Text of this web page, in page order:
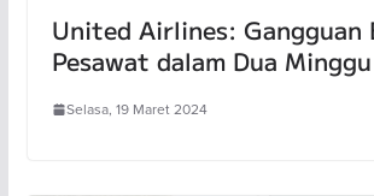
United Airlines: Gangguan
Pesawat dalam Dua Minggu
Selasa, 19 Maret 2024